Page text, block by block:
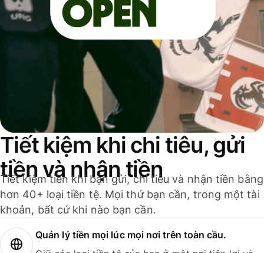
Tiết kiệm khi chi tiêu, gửi
tiền và nhận tiền
Tiết kiệm tiền khi bạn gửi, chi tiêu và nhận tiền bằng
hơn 40+ loại tiền tệ. Mọi thứ bạn cần, trong một tài
khoản, bất cứ khi nào bạn cần.
Quản lý tiền mọi lúc mọi nơi trên toàn cầu.